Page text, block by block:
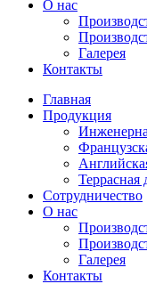
О нас
Галерея
Контакты
Главная
Продукция
Террасная
Сотрудничество
О нас
Галерея
Контакты